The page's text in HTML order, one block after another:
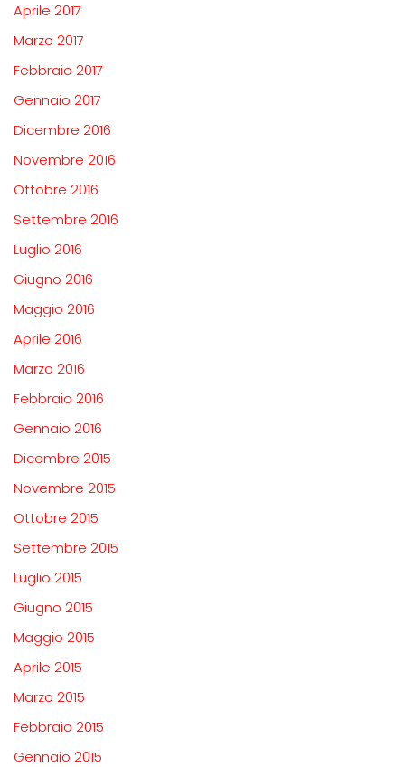
Aprile 2017
Marzo 2017
Febbraio 2017
Gennaio 2017
Dicembre 2016
Novembre 2016
Ottobre 2016
Settembre 2016
Luglio 2016
Giugno 2016
Maggio 2016
Aprile 2016
Marzo 2016
Febbraio 2016
Gennaio 2016
Dicembre 2015
Novembre 2015
Ottobre 2015
Settembre 2015
Luglio 2015
Giugno 2015
Maggio 2015
Aprile 2015
Marzo 2015
Febbraio 2015
Gennaio 2015